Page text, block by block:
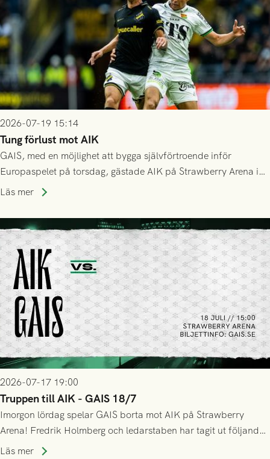
2026-07-19 15:14
Tung förlust mot AIK
GAIS, med en möjlighet att bygga självförtroende inför
Europaspelet på torsdag, gästade AIK på Strawberry Arena i
Stockholm . Men trots konstant hotande i första halvlek av
lyckades få in 2-0.
Läs mer
2026-07-17 19:00
Truppen till AIK - GAIS 18/7
Imorgon lördag spelar GAIS borta mot AIK på Strawberry
Arena! Fredrik Holmberg och ledarstaben har tagit ut följande
trupp till matchen:
Läs mer